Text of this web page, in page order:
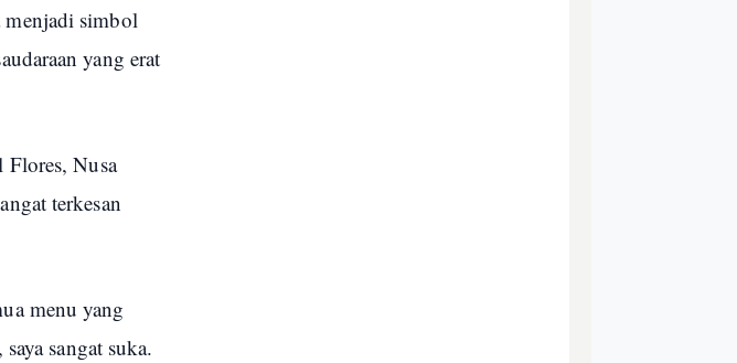
menjadi simbol
yang erat
Flores, Nusa
terkesan
menu yang
sangat suka.